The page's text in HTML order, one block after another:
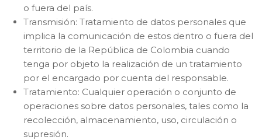
o fuera del país.
Transmisión: Tratamiento de datos personales que
implica la comunicación de estos dentro o fuera del
territorio de la República de Colombia cuando
tenga por objeto la realización de un tratamiento
por el encargado por cuenta del responsable.
Tratamiento: Cualquier operación o conjunto de
operaciones sobre datos personales, tales como la
recolección, almacenamiento, uso, circulación o
supresión.